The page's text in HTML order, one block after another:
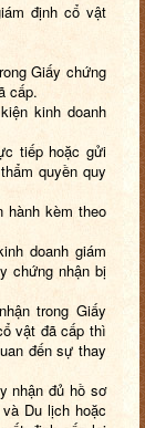
định cổ vật
Giấy chứng
cấp.
kinh doanh
tiếp hoặc gửi
quyền quy
kèm theo
doanh giám
chứng nhận bị
trong Giấy
vật đã cấp thì
đến sự thay
nhận đủ hồ sơ
Du lịch hoặc